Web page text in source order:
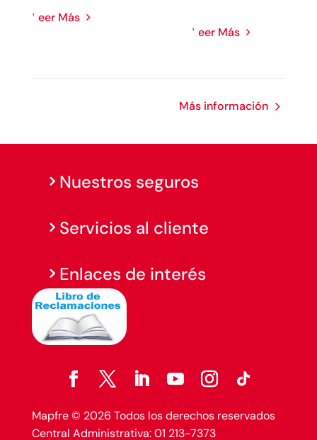
Leer Más
Leer Más
Más información
Nuestros seguros
Servicios al cliente
Enlaces de interés
Mapfre © 2026 Todos los derechos reservados
Central Administrativa: 01 213-7373